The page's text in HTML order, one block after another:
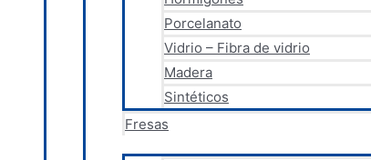
Porcelanato
Vidrio – Fibra de vidrio
Madera
Sintéticos
Fresas